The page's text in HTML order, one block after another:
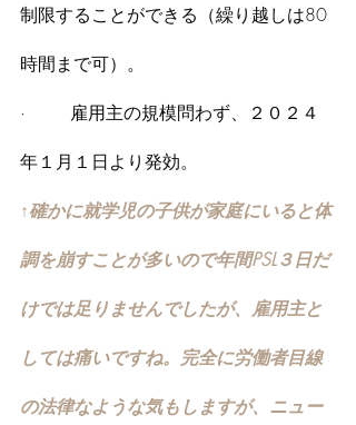
制限することができる（繰り越しは80
時間まで可）。
·        雇用主の規模問わず、２０２４
年１月１日より発効。
↑確かに就学児の子供が家庭にいると体
調を崩すことが多いので年間PSL３日だ
けでは足りませんでしたが、雇用主と
しては痛いですね。完全に労働者目線
の法律なような気もしますが、ニュー